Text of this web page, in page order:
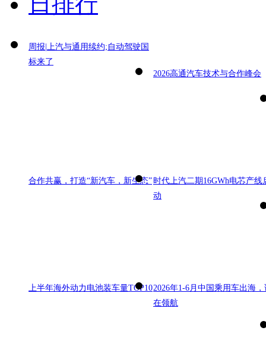
周报|上汽与通用续约;自动驾驶国
标来了
2026高通汽车技术与合作峰会
合作共赢，打造“新汽车，新生态” 时代上汽二期16GWh电芯产线
动
上半年海外动力电池装车量TOP102026年1-6月中国乘用车出海，
在领航